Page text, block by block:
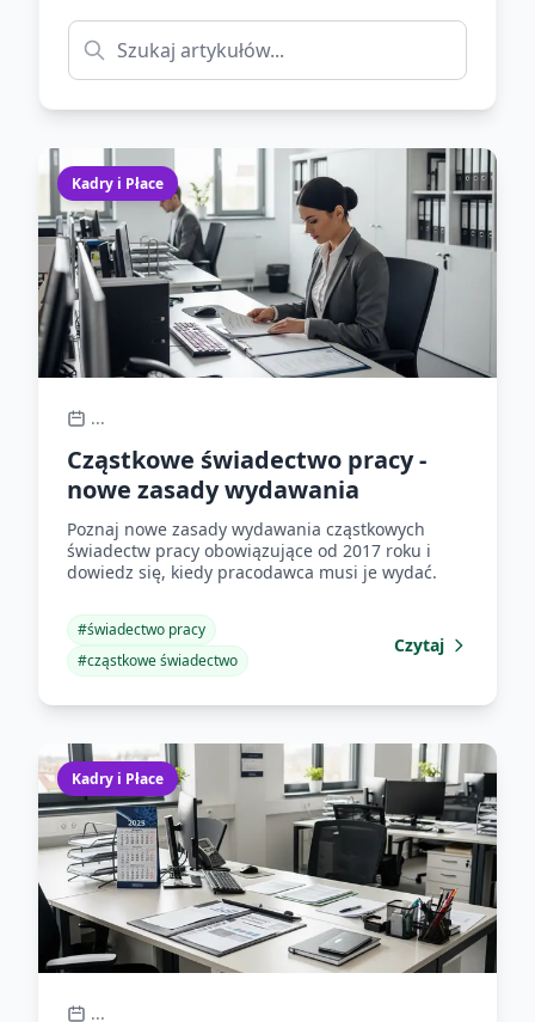
Kadry i Płace
...
Cząstkowe świadectwo pracy -
nowe zasady wydawania
Poznaj nowe zasady wydawania cząstkowych
świadectw pracy obowiązujące od 2017 roku i
dowiedz się, kiedy pracodawca musi je wydać.
#świadectwo pracy
#cząstkowe świadectwo
Czytaj
Kadry i Płace
...